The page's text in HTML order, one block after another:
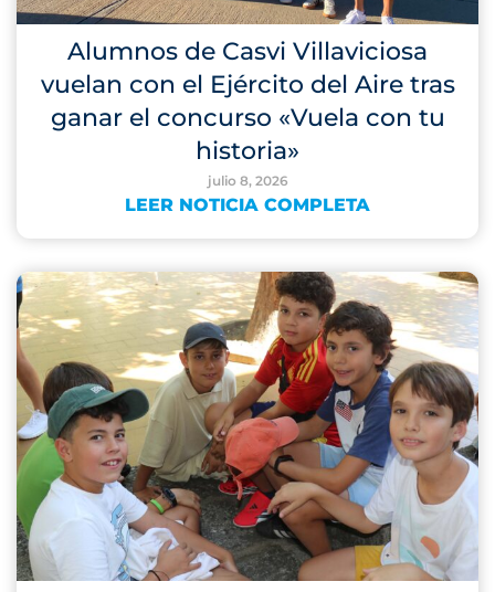
Alumnos de Casvi Villaviciosa
vuelan con el Ejército del Aire tras
ganar el concurso «Vuela con tu
historia»
julio 8, 2026
LEER NOTICIA COMPLETA